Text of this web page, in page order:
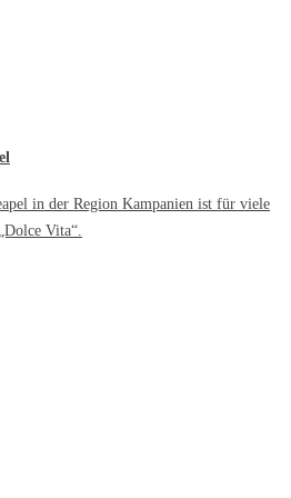
in der Region Kampanien ist für viele
Vita“.